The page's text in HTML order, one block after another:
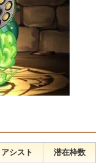
アシスト 潜在枠数